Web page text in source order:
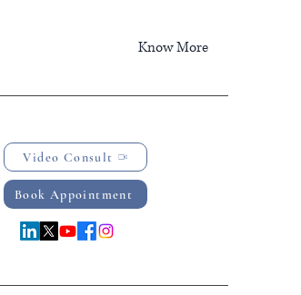
Know More
Video Consult
Book Appointment